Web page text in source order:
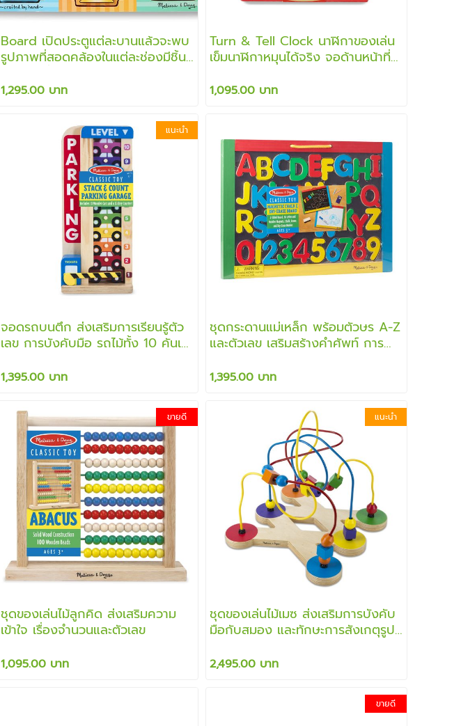
Board เปิดประตูแต่ละบานแล้วจะพบ
รูปภาพที่สอดคล้องในแต่ละช่องมีชิ้น
1,295.00 บาท
Turn & Tell Clock นาฬิกาของเล่น
เข็มนาฬิกาหมุนได้จริง จอด้านหน้าที่
สอนการเรียนรู้บอกเวลา เรียนรู้ตัวเลข
1,095.00 บาท
แนะนำ
จอดรถบนตึก ส่งเสริมการเรียนรู้ตัว
เลข การบังคับมือ รถไม้ทั้ง 10 คันเอา
อย่างมีจินตนาการ
1,395.00 บาท
ชุดกระดานแม่เหล็ก พร้อมตัวษร A-Z
และตัวเลข เสริมสร้างคำศัพท์ การ
1,395.00 บาท
ขายดี
ชุดของเล่นไม้ลูกคิด ส่งเสริมความ
เข้าใจ เรื่องจำนวนและตัวเลข
1,095.00 บาท
แนะนำ
ชุดของเล่นไม้เมซ ส่งเสริมการบังคับ
มือกับสมอง และทักษะการสังเกตุรูป
2,495.00 บาท
ขายดี